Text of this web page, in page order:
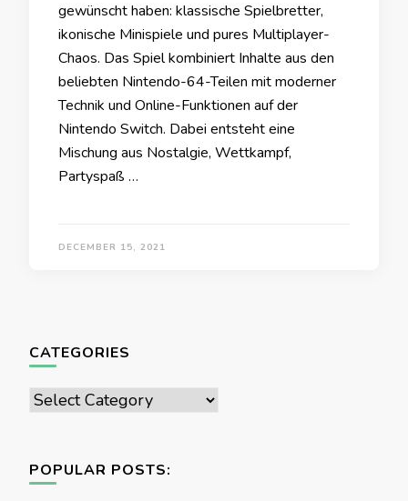
gewünscht haben: klassische Spielbretter,
ikonische Minispiele und pures Multiplayer-
Chaos. Das Spiel kombiniert Inhalte aus den
beliebten Nintendo-64-Teilen mit moderner
Technik und Online-Funktionen auf der
Nintendo Switch. Dabei entsteht eine
Mischung aus Nostalgie, Wettkampf,
Partyspaß …
DECEMBER 15, 2021
CATEGORIES
Categories
POPULAR POSTS: